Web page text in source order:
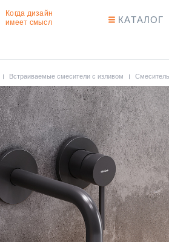
Когда дизайн
имеет смысл
КАТАЛОГ
Встраиваемые смесители с изливом